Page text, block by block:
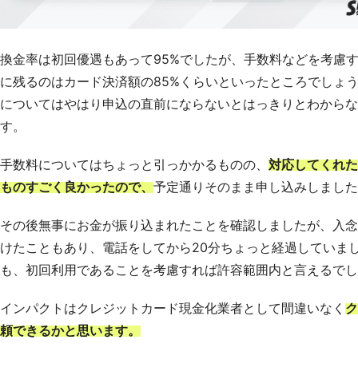
換金率は初回優遇もあって95%でしたが、手数料などを考慮
に残るのはカード決済額の85%くらいといったところでしょ
についてはやはり申込の直前にならないとはっきりとわから
す。
手数料についてはちょっと引っかかるものの、 対応してくれ
ものすごく良かったので、予定通りそのまま申し込みしまし
その後無事にお金が振り込まれたことを確認しましたが、入
けたこともあり、電話をしてから20分ちょっと経過していま
も、初回利用であることを考慮すれば許容範囲内と言えるで
インパクトはクレジットカード現金化業者として間違いなく
頼できるかと思います。